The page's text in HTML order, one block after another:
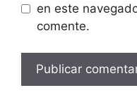
en este
comente.